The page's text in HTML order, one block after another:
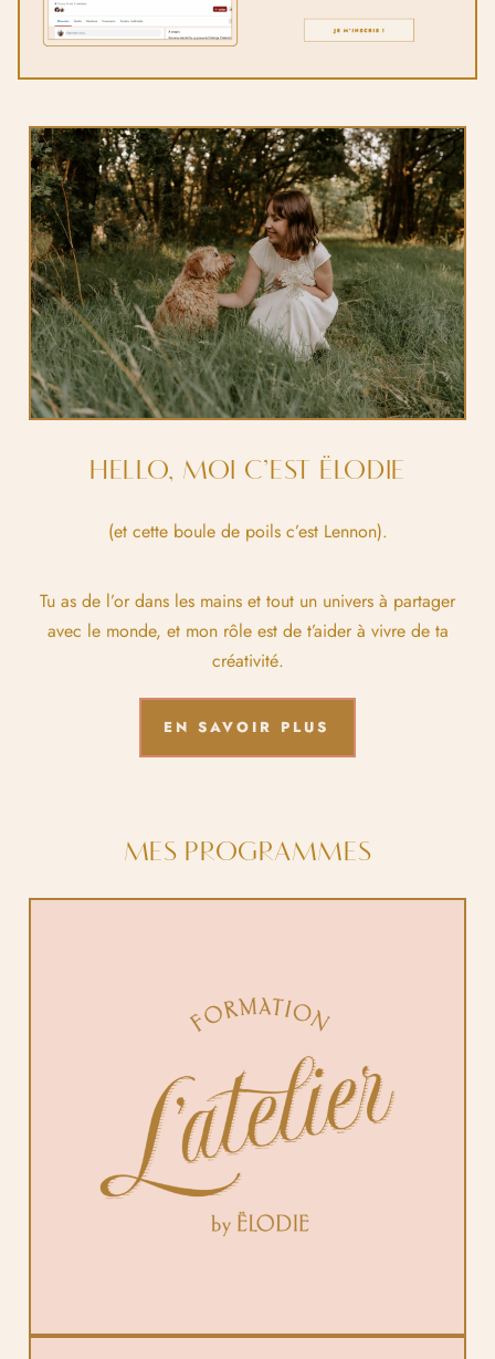
HELLO, MOI C’EST ËLODIE
(et cette boule de poils c’est Lennon).
Tu as de l’or dans les mains et tout un univers à partager
avec le monde, et mon rôle est de t’aider à vivre de ta
créativité.
EN SAVOIR PLUS
MES PROGRAMMES